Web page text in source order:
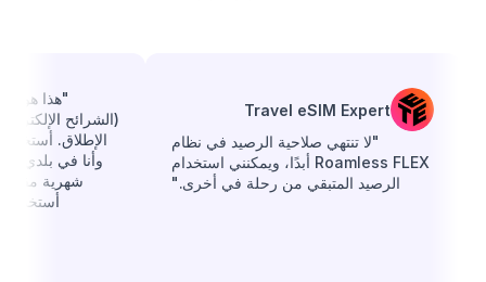
Travel eSIM Expert
"لا تنتهي صلاحية الرصيد في نظام
Roamless FLEX أبدًا، ويمكنني استخدام
الرصيد المتبقي من رحلة في أخرى."
(الشرائح
الإطلاق.
وأنا في بلدي،
شهرية مقابل